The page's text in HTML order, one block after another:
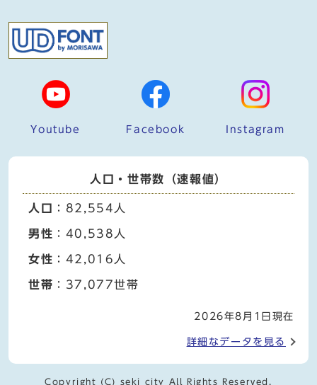
Youtube Facebook Instagram
人口・世帯数（速報値）
人口 ：82,554人
男性 ：40,538人
女性 ：42,016人
世帯 ：37,077世帯
2026年8月1日現在
詳細なデータを見る
Copyright (C) seki city All Rights Reserved.